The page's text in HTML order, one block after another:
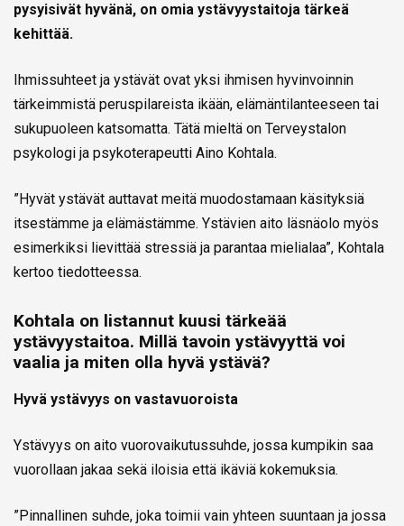
pysyisivät hyvänä, on omia ystävyystaitoja tärkeä
kehittää.
Ihmissuhteet ja ystävät ovat yksi ihmisen hyvinvoinnin
tärkeimmistä peruspilareista ikään, elämäntilanteeseen tai
sukupuoleen katsomatta. Tätä mieltä on Terveystalon
psykologi ja psykoterapeutti Aino Kohtala.
”Hyvät ystävät auttavat meitä muodostamaan käsityksiä
itsestämme ja elämästämme. Ystävien aito läsnäolo myös
esimerkiksi lievittää stressiä ja parantaa mielialaa”, Kohtala
kertoo tiedotteessa.
Kohtala on listannut kuusi tärkeää
ystävyystaitoa. Millä tavoin ystävyyttä voi
vaalia ja miten olla hyvä ystävä?
Hyvä ystävyys on vastavuoroista
Ystävyys on aito vuorovaikutussuhde, jossa kumpikin saa
vuorollaan jakaa sekä iloisia että ikäviä kokemuksia.
”Pinnallinen suhde, joka toimii vain yhteen suuntaan ja jossa